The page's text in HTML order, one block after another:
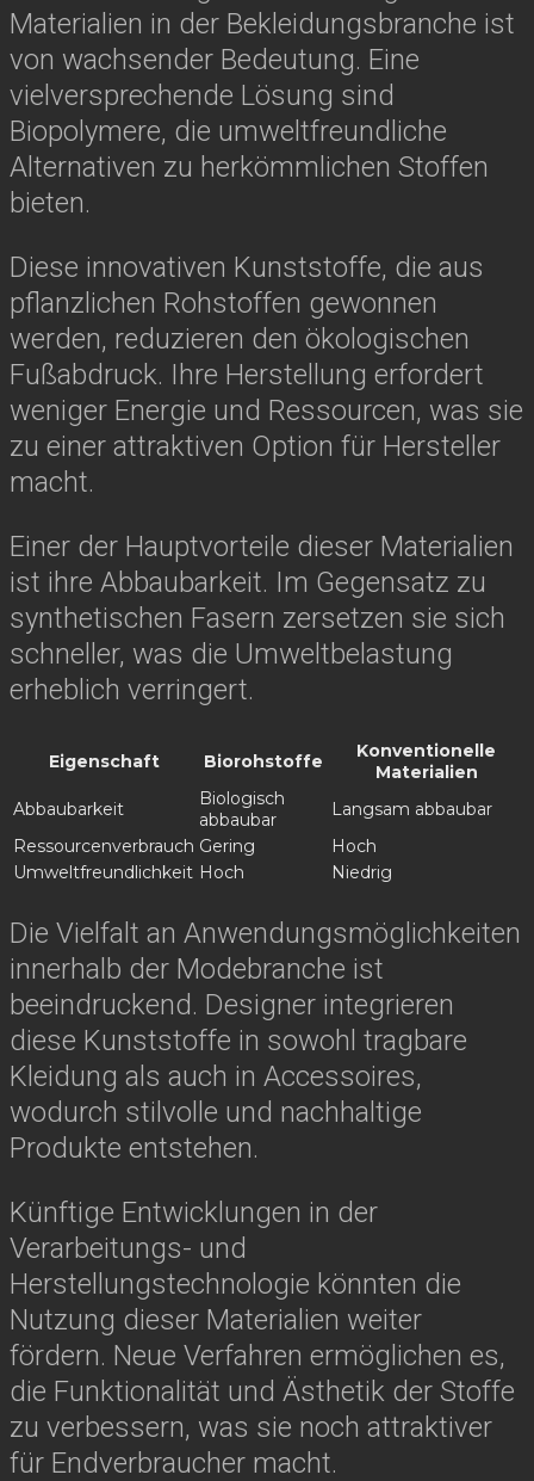
Materialien in der Bekleidungsbranche ist
von wachsender Bedeutung. Eine
vielversprechende Lösung sind
Biopolymere, die umweltfreundliche
Alternativen zu herkömmlichen Stoffen
bieten.
Diese innovativen Kunststoffe, die aus
pflanzlichen Rohstoffen gewonnen
werden, reduzieren den ökologischen
Fußabdruck. Ihre Herstellung erfordert
weniger Energie und Ressourcen, was sie
zu einer attraktiven Option für Hersteller
macht.
Einer der Hauptvorteile dieser Materialien
ist ihre Abbaubarkeit. Im Gegensatz zu
synthetischen Fasern zersetzen sie sich
schneller, was die Umweltbelastung
erheblich verringert.
Eigenschaft Biorohstoffe
Konventionelle
Materialien
Abbaubarkeit
Biologisch
abbaubar
Langsam abbaubar
Ressourcenverbrauch Gering
Hoch
Umweltfreundlichkeit Hoch Niedrig
Die Vielfalt an Anwendungsmöglichkeiten
innerhalb der Modebranche ist
beeindruckend. Designer integrieren
diese Kunststoffe in sowohl tragbare
Kleidung als auch in Accessoires,
wodurch stilvolle und nachhaltige
Produkte entstehen.
Künftige Entwicklungen in der
Verarbeitungs- und
Herstellungstechnologie könnten die
Nutzung dieser Materialien weiter
fördern. Neue Verfahren ermöglichen es,
die Funktionalität und Ästhetik der Stoffe
zu verbessern, was sie noch attraktiver
für Endverbraucher macht.